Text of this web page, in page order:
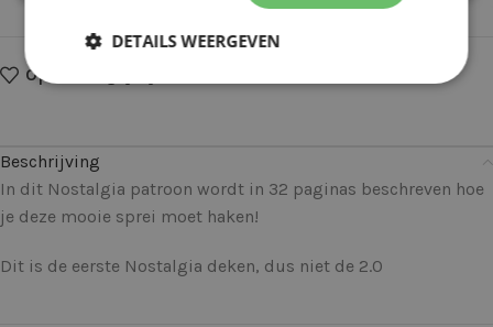
Op verlanglijstje
Beschrijving
In dit Nostalgia patroon wordt in 32 paginas beschreven hoe
je deze mooie sprei moet haken!
Dit is de eerste Nostalgia deken, dus niet de 2.0
DETAILS WEERGEVEN